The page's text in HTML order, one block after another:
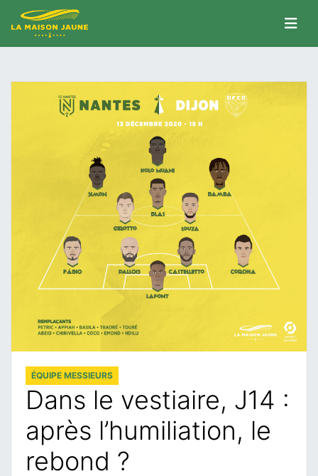
ÉQUIPE MESSIEURS
Dans le vestiaire, J14 :
après l’humiliation, le
rebond ?